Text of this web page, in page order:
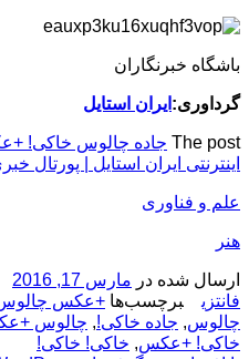
باشگاه خبرنگاران
گرداوری: ایران استایل
The post جاده چالوس خاکی!
اینترنتی ایران استایل | پورتال
علم و فناوری
هنر
ارسال شده در مارس 17, 2016
فانتزی
برچسب‌ها +عکس
چالوس, جاده خاکی!, چالوس
خاکی! +عکس, خاکی! خاکی!